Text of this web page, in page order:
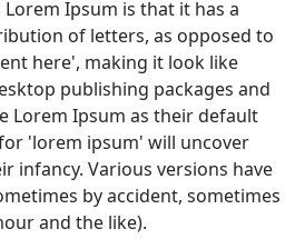
Ipsum is that it has a
of letters, as opposed to
here', making it look like
publishing packages and
Lorem Ipsum as their default
'lorem ipsum' will uncover
infancy. Various versions have
by accident, sometimes
and the like).